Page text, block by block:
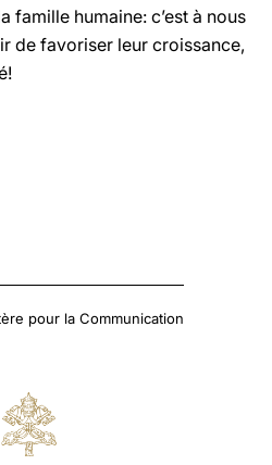
famille humaine: c’est à nous
de favoriser leur croissance,
pour la Communication